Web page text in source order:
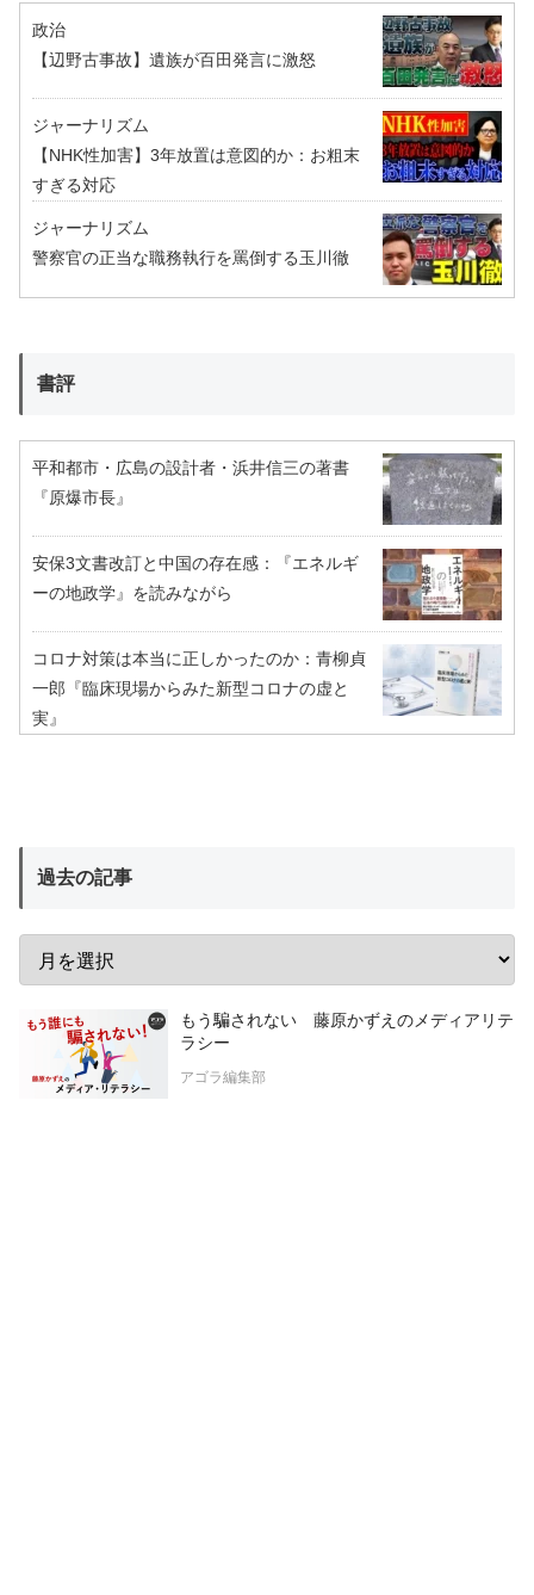
政治
【辺野古事故】遺族が百田発言に激怒
ジャーナリズム
【NHK性加害】3年放置は意図的か：お粗末
すぎる対応
ジャーナリズム
警察官の正当な職務執行を罵倒する玉川徹
書評
平和都市・広島の設計者・浜井信三の著書
『原爆市長』
安保3文書改訂と中国の存在感：『エネルギ
ーの地政学』を読みながら
コロナ対策は本当に正しかったのか：青柳貞
一郎『臨床現場からみた新型コロナの虚と
実』
過去の記事
もう騙されない 藤原かずえのメディアリテ
ラシー
アゴラ編集部